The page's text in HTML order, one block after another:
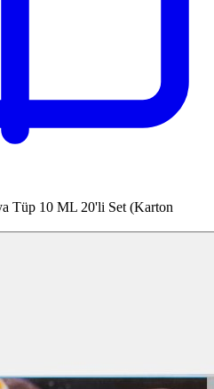
Tüp 10 ML 20'li Set (Karton